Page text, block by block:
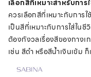
เลือกสีที่เหมาะสำหรับการ
ควรเลือกสีที่เหมาะกับการ
เป็นสีที่เหมาะกับการใส่ในชี
ต้องกังวลเรื่องสีของกางเ
เช่น สีดำ หรือสีน้ำเงินเข้ม